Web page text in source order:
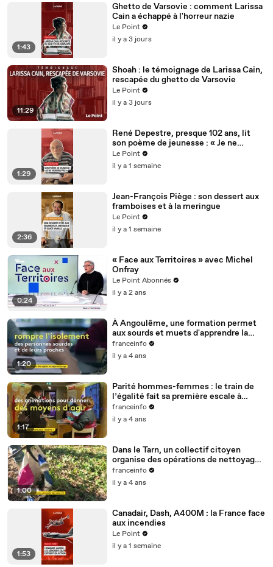
1:43
Ghetto de Varsovie : comment Larissa
Cain a échappé à l'horreur nazie
Le Point
il y a 3 jours
11:29
Shoah : le témoignage de Larissa Cain,
rescapée du ghetto de Varsovie
Le Point
il y a 3 jours
1:29
René Depestre, presque 102 ans, lit
son poème de jeunesse : « Je ne
viendrai pas »
Le Point
il y a 1 semaine
2:36
Jean-François Piège : son dessert aux
framboises et à la meringue
Le Point
il y a 1 semaine
0:24
« Face aux Territoires » avec Michel
Onfray
Le Point Abonnés
il y a 2 ans
1:20
À Angoulême, une formation permet
aux sourds et muets d'apprendre la
langue des signes
franceinfo
il y a 4 ans
1:17
Parité hommes-femmes : le train de
l’égalité fait sa première escale à
Nantes
franceinfo
il y a 4 ans
1:00
Dans le Tarn, un collectif citoyen
organise des opérations de nettoyage
de la rivière Cérou
franceinfo
il y a 4 ans
1:53
Canadair, Dash, A400M : la France face
aux incendies
Le Point
il y a 1 semaine